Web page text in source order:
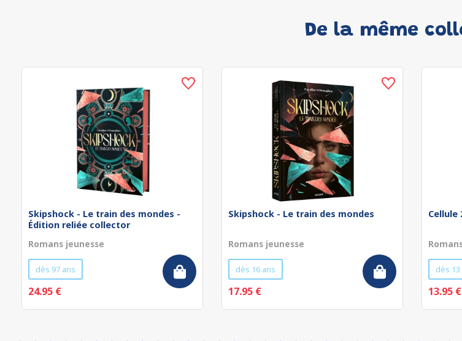
De la même
Skipshock - Le train des mondes -
Édition reliée collector
Romans jeunesse
dès 97 ans
24.95 €
Skipshock - Le train des mondes
Romans jeunesse
dès 16 ans
17.95 €
Cellule
dès 13
13.95 €